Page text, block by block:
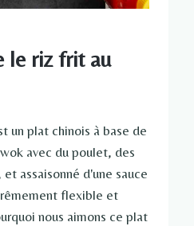
le riz frit au
un plat chinois à base de
avec du poulet, des
assaisonné d'une sauce
flexible et
nous aimons ce plat